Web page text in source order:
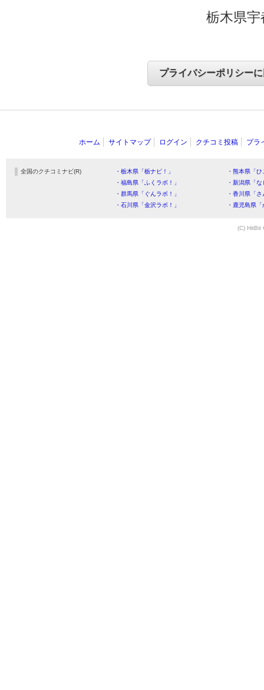
栃木県
ホーム サイトマップ ログイン クチコミ投稿 プラ
全国のクチコミナビ(R) ・栃木県「栃ナビ！」
・熊本県「
・福島県「ふくラボ！」
・新潟県「
・群馬県「ぐんラボ！」
・香川県「
・石川県「金沢ラボ！」
・鹿児島県
(C) HitBit